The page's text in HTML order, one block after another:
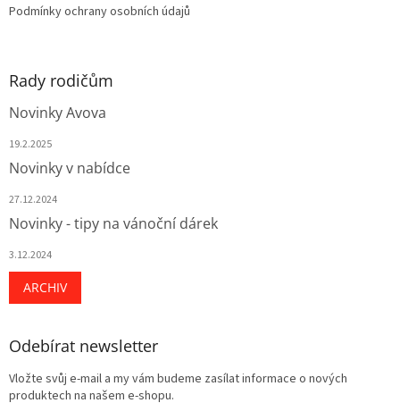
Podmínky ochrany osobních údajů
Rady rodičům
Novinky Avova
19.2.2025
Novinky v nabídce
27.12.2024
Novinky - tipy na vánoční dárek
3.12.2024
ARCHIV
Odebírat newsletter
Vložte svůj e-mail a my vám budeme zasílat informace o nových
produktech na našem e-shopu.